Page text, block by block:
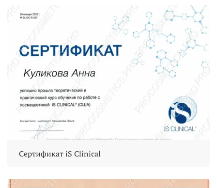
Сертификат iS Clinical